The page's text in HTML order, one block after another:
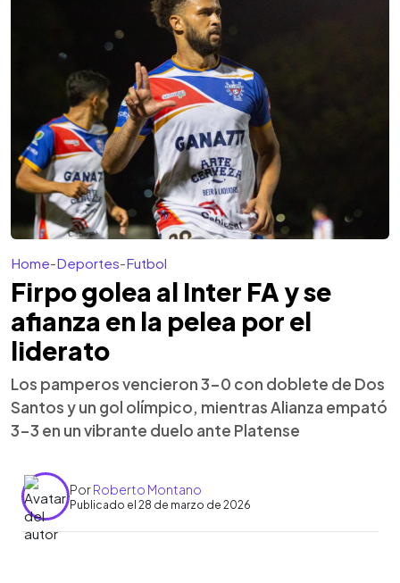
Home-Deportes-Futbol
Firpo golea al Inter FA y se
afianza en la pelea por el
liderato
Los pamperos vencieron 3-0 con doblete de Dos
Santos y un gol olímpico, mientras Alianza empató
3-3 en un vibrante duelo ante Platense
PorRoberto Montano
Publicado el 28 de marzo de 2026